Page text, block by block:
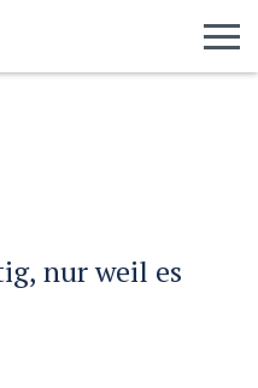
nur weil es